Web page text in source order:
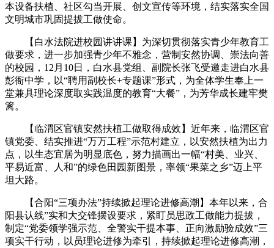
本设备扶植、社区勾当开展、创文宣传等环境，结实落实全国
文明城市巩固提拔工做使命。
【白水法院进校园讲讲课】为深切贯彻落实青少年教育工
做要求，进一步加强青少年不雅念，营制安然协调、崇法向善
的校园，12月10日，白水县党组、副院长张飞受邀走进白水县
彭衙中学，以“聘用副校长+专题课”形式，为全体学生奉上一
堂兼具理论深度取实践温度的教育“大餐”，为芳华成长建牢樊
篱。
【临渭区官镇安然扶植工做取得成效】近年来，临渭区官
镇党委、结实推进“万万工程”示范村建立，以安然扶植为出力
点，以生态宜居为明显底色，努力描画出一幅“村美、业兴、
平易近富、人和”的绿色田园新图景，率领“果菜之乡”迈上平
坦大路。
【合阳“三项办法”持续掀起理论进修高潮】本年以来，合
阳县认线”实和大交锋摆设要求，紧盯员思政工做能力提拔，
制定“党委领学强示范、全警实干提本事、正向激励验成效”三
项实干行动，以员理论进修为牵引，持续掀起理论进修高潮，